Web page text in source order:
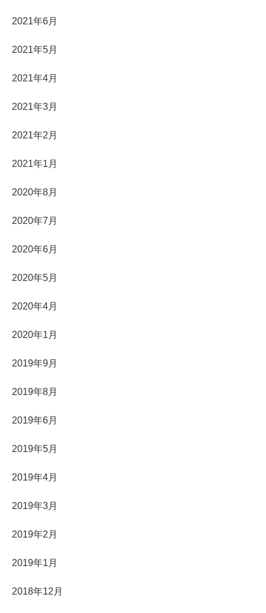
2021年6月
2021年5月
2021年4月
2021年3月
2021年2月
2021年1月
2020年8月
2020年7月
2020年6月
2020年5月
2020年4月
2020年1月
2019年9月
2019年8月
2019年6月
2019年5月
2019年4月
2019年3月
2019年2月
2019年1月
2018年12月